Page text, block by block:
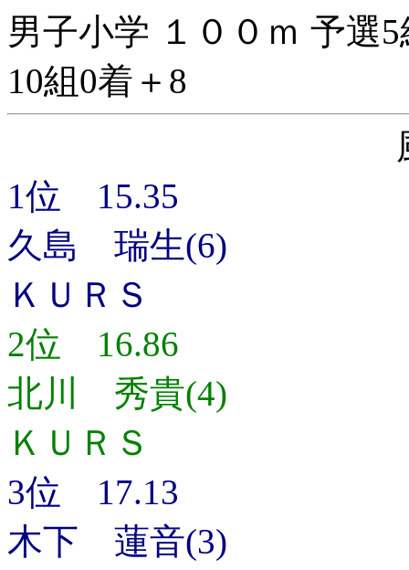
男子小学 １００ｍ 予選5
10組0着＋8
1位 15.35
久島 瑞生(6)
ＫＵＲＳ
2位 16.86
北川 秀貴(4)
ＫＵＲＳ
3位 17.13
木下 蓮音(3)